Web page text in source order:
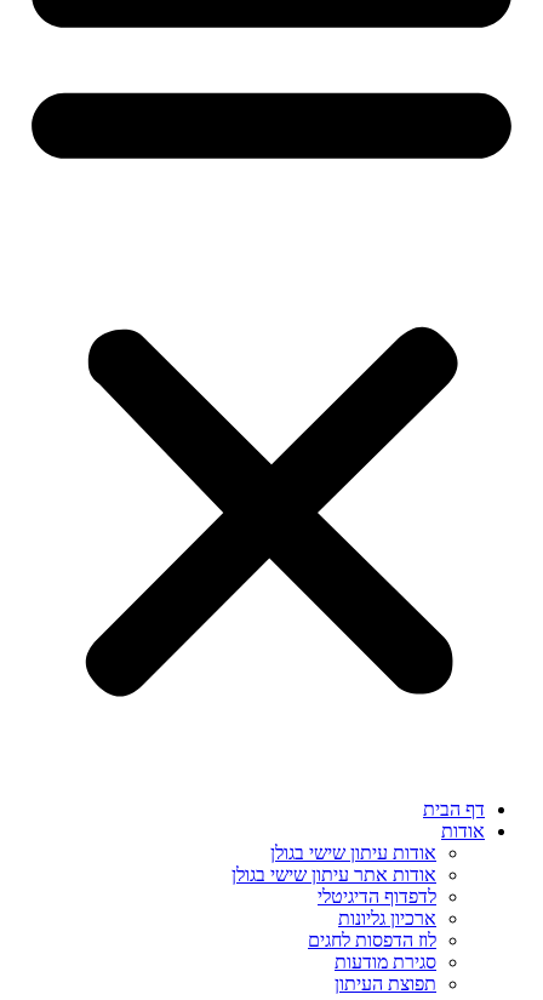
דף הבית
אודות
אודות עיתון שישי בגולן
אודות אתר עיתון שישי בגולן
לדפדוף הדיגיטלי
ארכיון גליונות
לוז הדפסות לחגים
סגירת מודעות
תפוצת העיתון